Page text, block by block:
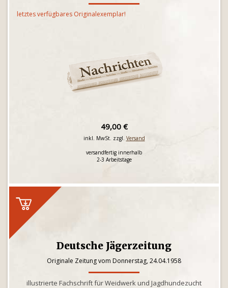
letztes verfügbares Originalexemplar!
49,00 €
inkl. MwSt. zzgl. Versand
versandfertig innerhalb
2-3 Arbeitstage
Deutsche Jägerzeitung
Originale Zeitung vom Donnerstag, 24.04.1958
illustrierte Fachschrift für Weidwerk und Jagdhundezucht